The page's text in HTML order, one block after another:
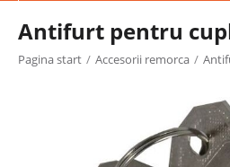
Antifurt pentru
Pagina start / Accesorii remorca /